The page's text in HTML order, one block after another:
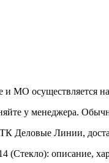
и МО осуществляется
у менеджера.
ТК Деловые Линии,
описание,